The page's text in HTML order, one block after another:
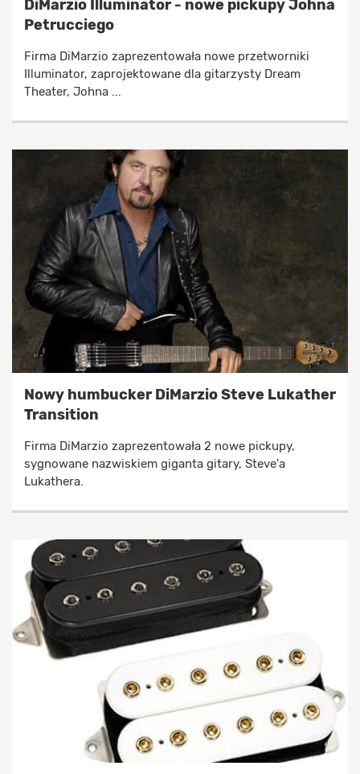
DiMarzio Illuminator - nowe pickupy Johna
Petrucciego
Firma DiMarzio zaprezentowała nowe przetworniki
Illuminator, zaprojektowane dla gitarzysty Dream
Theater, Johna ...
Nowy humbucker DiMarzio Steve Lukather
Transition
Firma DiMarzio zaprezentowała 2 nowe pickupy,
sygnowane nazwiskiem giganta gitary, Steve'a
Lukathera.